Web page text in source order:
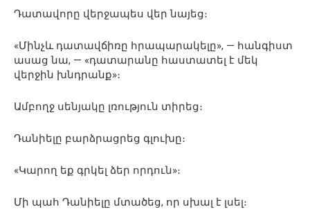
Դատավորը վերջապես վեր նայեց։
«Մինչև դատավճիռը հրապարակելը», — հանգիստ
ասաց նա, — «դատարանը հաստատել է մեկ
վերջին խնդրանք»։
Ամբողջ սենյակը լռություն տիրեց։
Դանիելը բարձրացրեց գլուխը։
«Կարող եք գրկել ձեր որդուն»։
Մի պահ Դանիելը մտածեց, որ սխալ է լսել։